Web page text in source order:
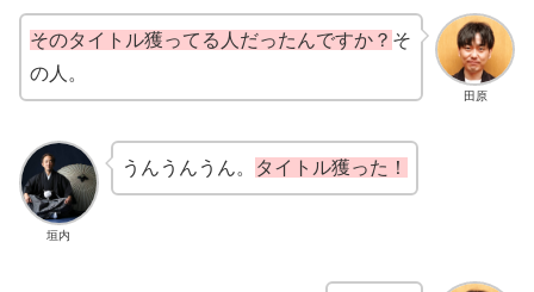
田原
そのタイトル獲ってる人だったんですか？ そ
の人。
垣内
うんうんうん。 タイトル獲った！